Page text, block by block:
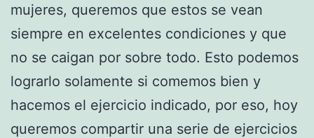
mujeres, queremos que estos se vean
siempre en excelentes condiciones y que
no se caigan por sobre todo. Esto podemos
lograrlo solamente si comemos bien y
hacemos el ejercicio indicado, por eso, hoy
queremos compartir una serie de ejercicios